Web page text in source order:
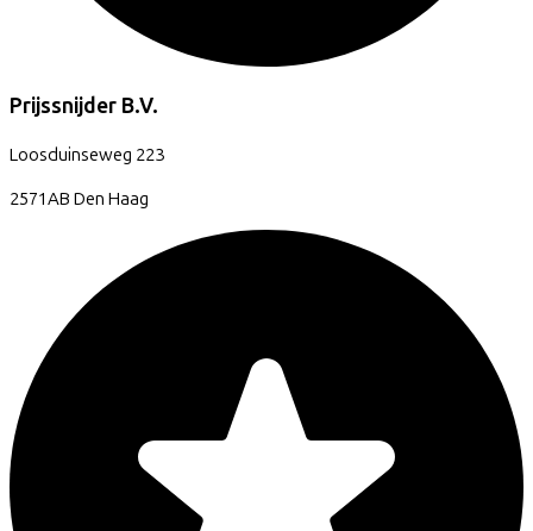
Prijssnijder B.V.
Loosduinseweg 223
2571AB Den Haag